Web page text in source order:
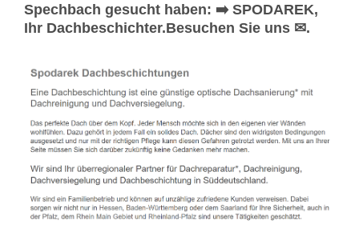
Spechbach gesucht haben: ➡️ SPODAREK,
Ihr Dachbeschichter.Besuchen Sie uns ✉.